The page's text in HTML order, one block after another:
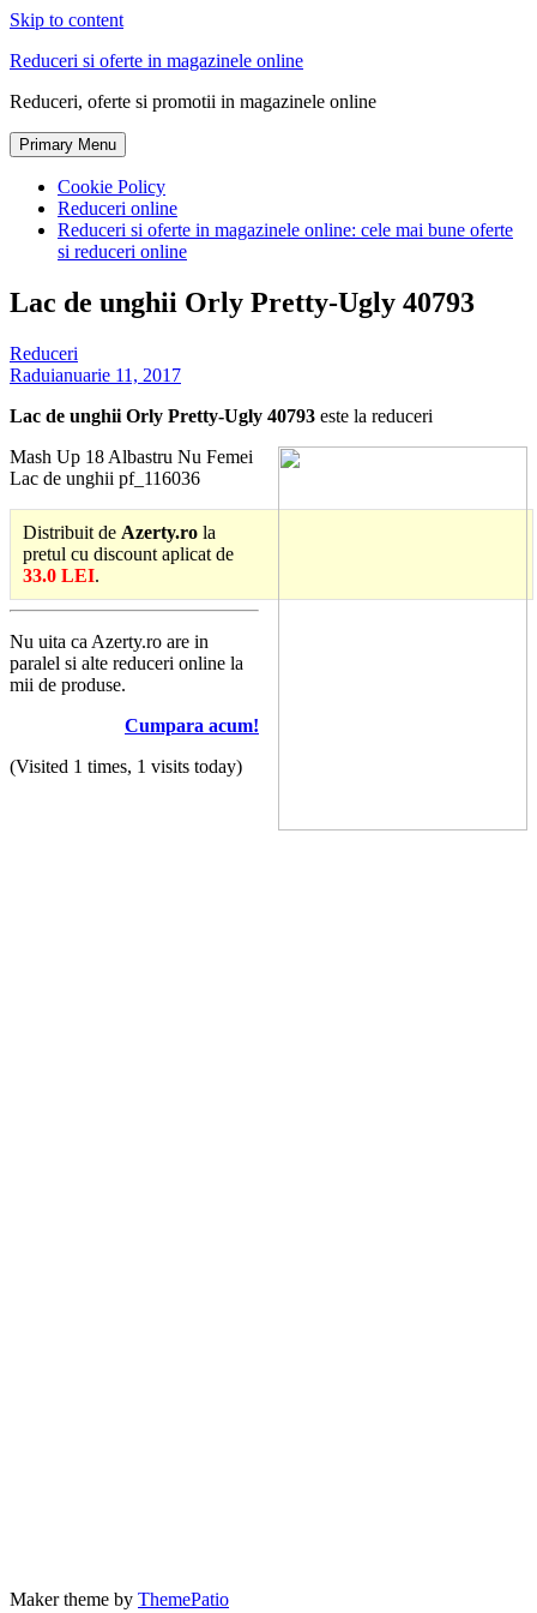
Skip to content
Reduceri si oferte in magazinele online
Reduceri, oferte si promotii in magazinele online
Primary Menu
Cookie Policy
Reduceri online
Reduceri si oferte in magazinele online: cele mai bune oferte
si reduceri online
Lac de unghii Orly Pretty-Ugly 40793
Reduceri
Raduianuarie 11, 2017
Lac de unghii Orly Pretty-Ugly 40793 este la reduceri
Mash Up 18 Albastru Nu Femei
Lac de unghii pf_116036
Distribuit de Azerty.ro la
pretul cu discount aplicat de
33.0 LEI.
Nu uita ca Azerty.ro are in
paralel si alte reduceri online la
mii de produse.
Cumpara acum!
(Visited 1 times, 1 visits today)
Maker theme by ThemePatio